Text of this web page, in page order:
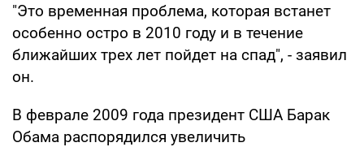
"Это временная проблема, которая встанет
особенно остро в 2010 году и в течение
ближайших трех лет пойдет на спад", - заявил
он.
В феврале 2009 года президент США Барак
Обама распорядился увеличить